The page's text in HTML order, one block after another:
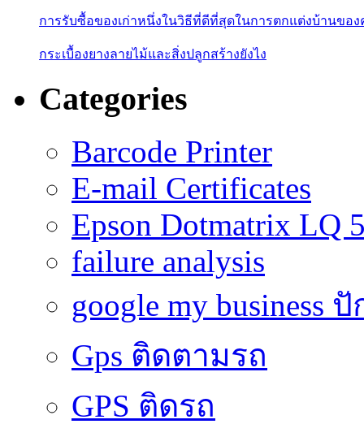
การรับซื้อของเก่าหนึ่งในวิธีที่ดีที่สุดในการตกแต่งบ้านขอ
กระเบื้องยางลายไม้และสิ่งปลูกสร้างยังไง
Categories
Barcode Printer
E-mail Certificates
Epson Dotmatrix LQ
failure analysis
google my business
Gps ติดตามรถ
GPS ติดรถ